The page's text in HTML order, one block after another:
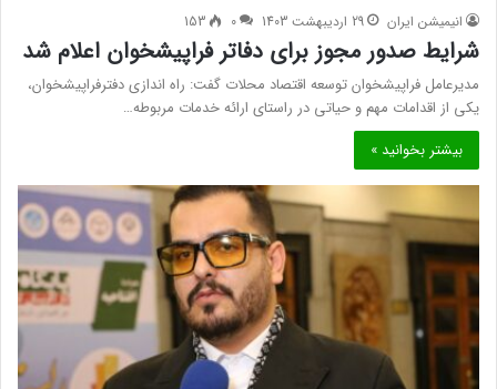
انیمیشن ایران 29 اردیبهشت 1403 0
153
شرایط صدور مجوز برای دفاتر فراپیشخوان اعلام شد
مدیرعامل فراپیشخوان توسعه اقتصاد محلات گفت: راه اندازی دفترفراپیشخوان،
یکی از اقدامات مهم و حیاتی در راستای ارائه خدمات مربوطه…
بیشتر بخوانید »